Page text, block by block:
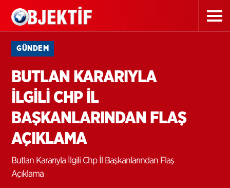
GÜNDEM
BUTLAN KARARIYLA
İLGİLİ CHP İL
BAŞKANLARINDAN FLAŞ
AÇIKLAMA
Butlan Kararıyla İlgili Chp İl Başkanlarından Flaş
Açıklama